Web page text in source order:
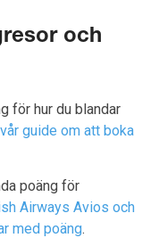
och
för hur du blandar
guide om att boka
poäng för
Airways Avios och
med poäng.